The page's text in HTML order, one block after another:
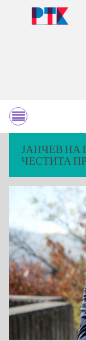
ЈАНЧЕВ
ЧЕСТИТА